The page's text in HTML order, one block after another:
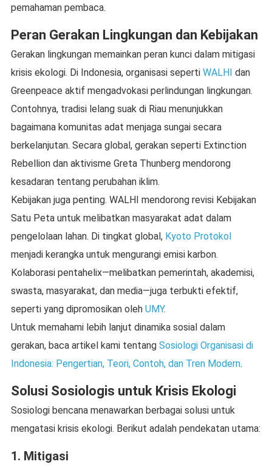
pemahaman pembaca.
Peran Gerakan Lingkungan dan Kebijakan
Gerakan lingkungan memainkan peran kunci dalam mitigasi
krisis ekologi. Di Indonesia, organisasi seperti WALHI dan
Greenpeace aktif mengadvokasi perlindungan lingkungan.
Contohnya, tradisi lelang suak di Riau menunjukkan
bagaimana komunitas adat menjaga sungai secara
berkelanjutan. Secara global, gerakan seperti Extinction
Rebellion dan aktivisme Greta Thunberg mendorong
kesadaran tentang perubahan iklim.
Kebijakan juga penting. WALHI mendorong revisi Kebijakan
Satu Peta untuk melibatkan masyarakat adat dalam
pengelolaan lahan. Di tingkat global, Kyoto Protokol
menjadi kerangka untuk mengurangi emisi karbon.
Kolaborasi pentahelix—melibatkan pemerintah, akademisi,
swasta, masyarakat, dan media—juga terbukti efektif,
seperti yang dipromosikan oleh UMY.
Untuk memahami lebih lanjut dinamika sosial dalam
gerakan, baca artikel kami tentang Sosiologi Organisasi di
Indonesia: Pengertian, Teori, Contoh, dan Tren Modern.
Solusi Sosiologis untuk Krisis Ekologi
Sosiologi bencana menawarkan berbagai solusi untuk
mengatasi krisis ekologi. Berikut adalah pendekatan utama:
1. Mitigasi